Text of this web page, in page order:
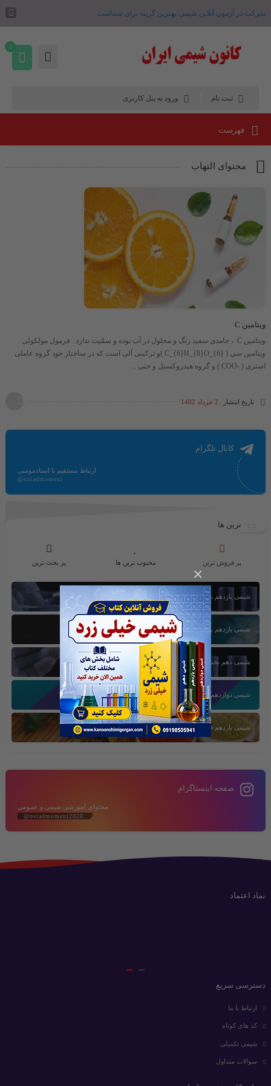
×
شرکت در آزمون آنلاین شیمی بهترین گزینه برای شماست .
ثبت نام ورود به پنل کاربری
0
فهرست
محتوای التهاب
ویتامین C
ویتامین C ، جامدی سفید رنگ و محلول در آب بوده و سمّیت ندارد . فرمول مولکولی
ویتامین سی ​( C_{6}H_{8}O_{6} )و ترکیبی آلی است که در ساختار خود گروه عاملی
استری ​( -COO )​ و گروه هیدروکسیل و حتی ...
تاریخ انتشار 2 خرداد 1402
کانال تلگرام
ارتباط مستقیم با استادمومنی
@ostadmomeni
ترین ها
پر فروش ترین محبوب ترین ها پر بحث ترین
شیمی یازدهم بخش اول
شیمی یازدهم بخش سوم
شیمی دهم بخش اول
شیمی دوازدهم بخش سوم
شیمی یازدهم فصل دوم
صفحه اینستاگرام
محتوای آموزشی شیمی و عمومی
@ostadmomeni2020
نماد اعتماد
دسترسی سریع
ارتباط با ما
کد های کوتاه
شیمی تکمیلی
سوالات متداول